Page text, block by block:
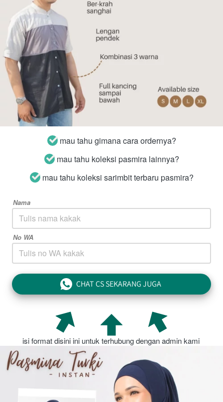
mau tahu gimana cara ordernya?
mau tahu koleksi pasmira lainnya?
mau tahu koleksi sarimbit terbaru pasmira?
Nama
No WA
` CHAT CS SEKARANG JUGA
isi format disini ini untuk terhubung dengan admin kami